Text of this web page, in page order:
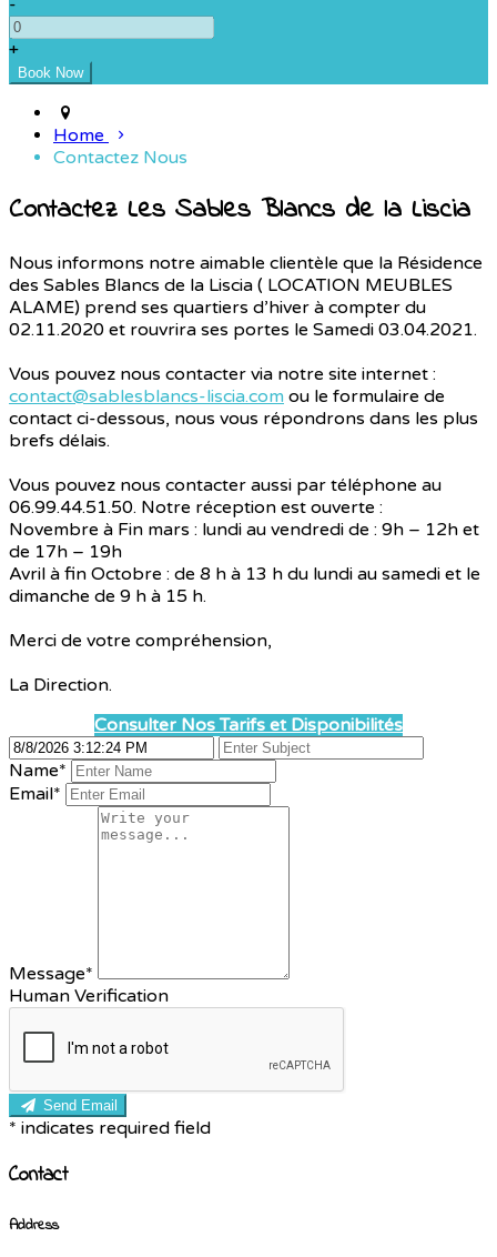
-
+
Home
Contactez Nous
Contactez Les Sables Blancs de la Liscia
Nous informons notre aimable clientèle que la Résidence
des Sables Blancs de la Liscia ( LOCATION MEUBLES
ALAME) prend ses quartiers d’hiver à compter du
02.11.2020 et rouvrira ses portes le Samedi 03.04.2021.
Vous pouvez nous contacter via notre site internet :
contact@sablesblancs-liscia.com ou le formulaire de
contact ci-dessous, nous vous répondrons dans les plus
brefs délais.
Vous pouvez nous contacter aussi par téléphone au
06.99.44.51.50. Notre réception est ouverte :
Novembre à Fin mars : lundi au vendredi de : 9h – 12h et
de 17h – 19h
Avril à fin Octobre : de 8 h à 13 h du lundi au samedi et le
dimanche de 9 h à 15 h.
Merci de votre compréhension,
La Direction.
Consulter Nos Tarifs et Disponibilités
Name*
Email*
Message*
Human Verification
Send Email
* indicates required field
Contact
Address